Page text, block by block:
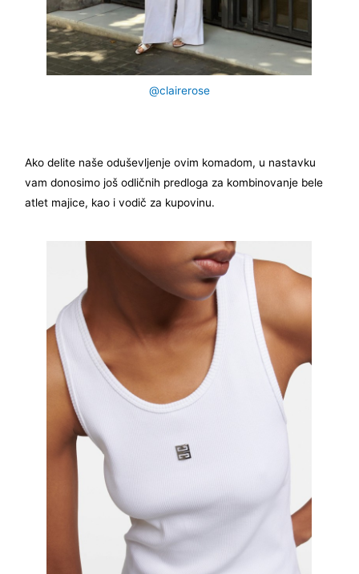
@clairerose
Ako delite naše oduševljenje ovim komadom, u nastavku
vam donosimo još odličnih predloga za kombinovanje bele
atlet majice, kao i vodič za kupovinu.